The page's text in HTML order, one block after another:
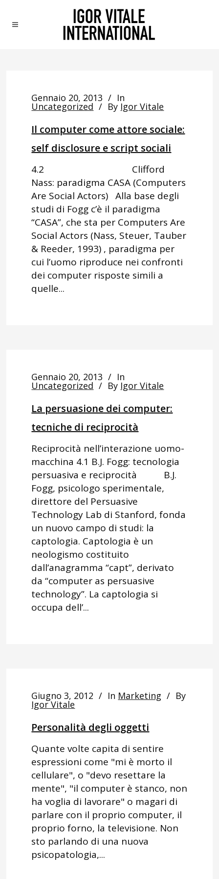
Gennaio 20, 2013 In
Uncategorized By Igor Vitale
Il computer come attore sociale:
self disclosure e script sociali
4.2 Clifford
Nass: paradigma CASA (Computers
Are Social Actors) Alla base degli
studi di Fogg c’è il paradigma
“CASA”, che sta per Computers Are
Social Actors (Nass, Steuer, Tauber
& Reeder, 1993) , paradigma per
cui l’uomo riproduce nei confronti
dei computer risposte simili a
quelle...
Gennaio 20, 2013 In
Uncategorized By Igor Vitale
La persuasione dei computer:
tecniche di reciprocità
Reciprocità nell’interazione uomo-
macchina 4.1 B.J. Fogg: tecnologia
persuasiva e reciprocità B.J.
Fogg, psicologo sperimentale,
direttore del Persuasive
Technology Lab di Stanford, fonda
un nuovo campo di studi: la
captologia. Captologia è un
neologismo costituito
dall’anagramma “capt”, derivato
da “computer as persuasive
technology”. La captologia si
occupa dell’...
Giugno 3, 2012 In Marketing By
Igor Vitale
Personalità degli oggetti
Quante volte capita di sentire
espressioni come "mi è morto il
cellulare", o "devo resettare la
mente", "il computer è stanco, non
ha voglia di lavorare" o magari di
parlare con il proprio computer, il
proprio forno, la televisione. Non
sto parlando di una nuova
psicopatologia,...